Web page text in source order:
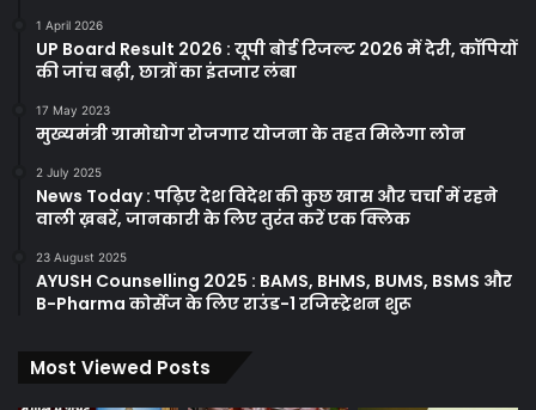
1 April 2026
UP Board Result 2026 : यूपी बोर्ड रिजल्ट 2026 में देरी, कॉपियों
की जांच बढ़ी, छात्रों का इंतजार लंबा
17 May 2023
मुख्यमंत्री ग्रामोद्योग रोजगार योजना के तहत मिलेगा लोन
2 July 2025
News Today : पढ़िए देश विदेश की कुछ खास और चर्चा में रहने
वाली ख़बरें, जानकारी के लिए तुरंत करें एक क्लिक
23 August 2025
AYUSH Counselling 2025 : BAMS, BHMS, BUMS, BSMS और
B-Pharma कोर्सेज के लिए राउंड-1 रजिस्ट्रेशन शुरू
Most Viewed Posts